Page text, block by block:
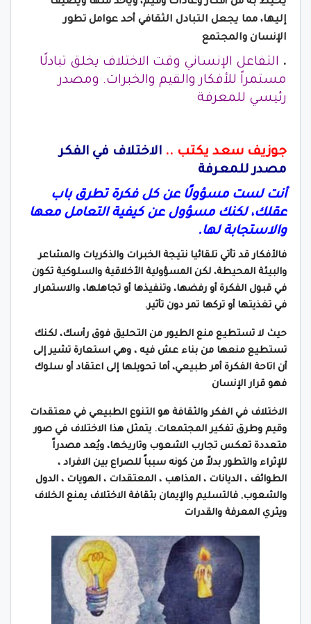
إليها، مما يجعل التبادل الثقافي أحد عوامل تطور
الإنسان والمجتمع
. التفاعل الإنساني وقت الاختلاف يخلق تبادلًا
مستمراً للأفكار والقيم والخبرات. ومصدر
رئيسي للمعرفة
جوزيف سعد يكتب .. الاختلاف في الفكر
مصدر للمعرفة
أنت لست مسؤولًا عن كل فكرة تطرق باب
عقلك، لكنك مسؤول عن كيفية التعامل معها
والاستجابة لها.
فالأفكار قد تأتي تلقائيا نتيجة الخبرات والذكريات والمشاعر
والبيئة المحيطة، لكن المسؤولية الأخلاقية والسلوكية تكون
في قبول الفكرة أو رفضها، وتنفيذها أو تجاهلها، والاستمرار
في تغذيتها أو تركها تمر دون تأثير.
حيث لا تستطيع منع الطيور من التحليق فوق رأسك، لكنك
تستطيع منعها من بناء عش فيه ، وهي استعارة تشير إلى
أن اتاحة الفكرة أمر طبيعي، أما تحويلها إلى اعتقاد أو سلوك
فهو قرار الإنسان
الاختلاف في الفكر والثقافة هو التنوع الطبيعي في معتقدات
وقيم وطرق تفكير المجتمعات. يتمثل هذا الاختلاف في صور
متعددة تعكس تجارب الشعوب وتاريخها، ويُعد مصدراً
للإثراء والتطور بدلاً من كونه سبباً للصراع بين الافراد ،
الطوائف ، الديانات ، المذاهب ، المعتقدات ، الهويات ، الدول
والشعوب, فالتسليم والإيمان بثقافة الاختلاف يمنع الخلاف
ويثري المعرفة والقدرات